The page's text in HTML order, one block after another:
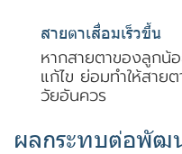
สายตาเสื่อมเร็วขึ้น
หากสายตาของลูกน้
แก้ไข ย่อมทำให้สาย
วัยอันควร
ผลกระทบต่อพัฒ